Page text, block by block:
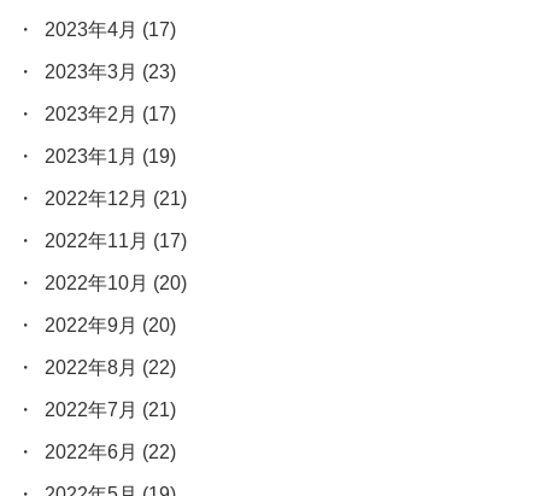
2023年4月 (17)
2023年3月 (23)
2023年2月 (17)
2023年1月 (19)
2022年12月 (21)
2022年11月 (17)
2022年10月 (20)
2022年9月 (20)
2022年8月 (22)
2022年7月 (21)
2022年6月 (22)